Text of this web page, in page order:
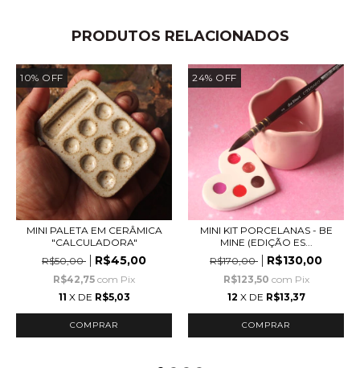
PRODUTOS RELACIONADOS
10% OFF
MINI PALETA EM CERÂMICA
"CALCULADORA"
R$50,00
R$45,00
R$42,75 com Pix
11 X DE R$5,03
24% OFF
MINI KIT PORCELANAS - BE
MINE (EDIÇÃO ES...
R$170,00
R$130,00
R$123,50 com Pix
12 X DE R$13,37